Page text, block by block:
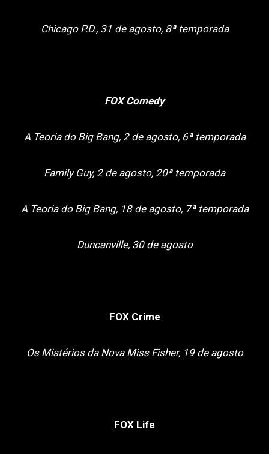
Chicago P.D., 31 de agosto, 8ª temporada
FOX Comedy
A Teoria do Big Bang, 2 de agosto, 6ª temporada
Family Guy, 2 de agosto, 20ª temporada
A Teoria do Big Bang, 18 de agosto, 7ª temporada
Duncanville, 30 de agosto
FOX Crime
Os Mistérios da Nova Miss Fisher, 19 de agosto
FOX Life